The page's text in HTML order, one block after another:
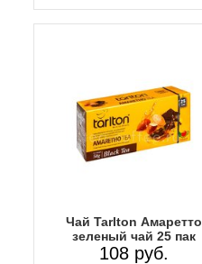
Чай Tarlton Амаретто
зеленый чай 25 пак
108 руб.